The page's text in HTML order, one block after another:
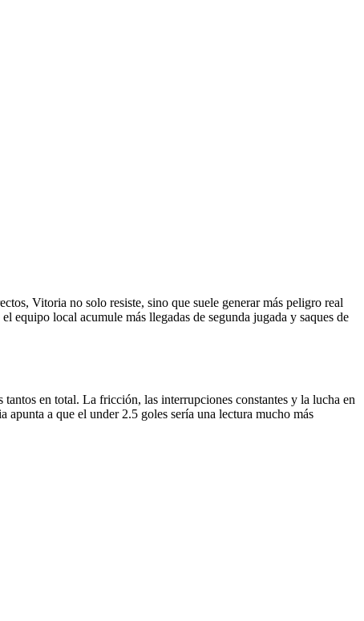
Vitoria no solo resiste, sino que suele generar más peligro real
equipo local acumule más llegadas de segunda jugada y saques de
en total. La fricción, las interrupciones constantes y la lucha en
a que el under 2.5 goles sería una lectura mucho más